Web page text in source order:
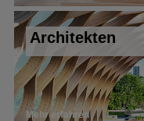
Architekten
Mehr erfahren